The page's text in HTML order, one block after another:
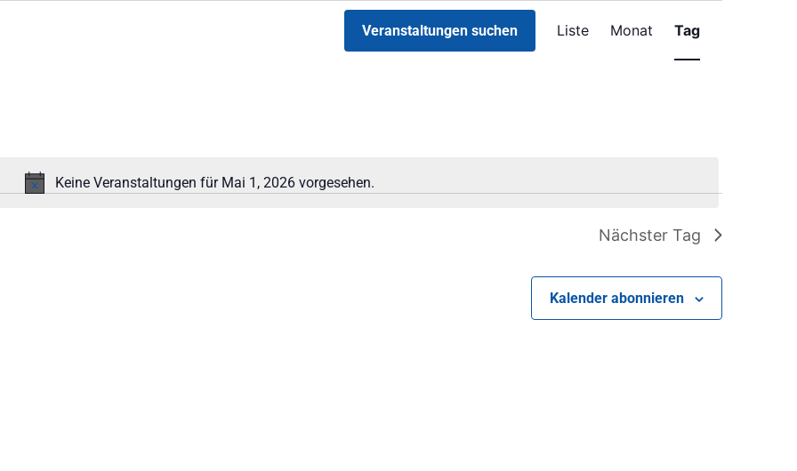
Hinweis
Keine Veranstaltungen für Mai 1, 2026 vorgesehen.
Veranstaltungen suchen
Veranstaltung
Ansichten-
Liste Monat Tag
Nächster Tag
Kalender abonnieren